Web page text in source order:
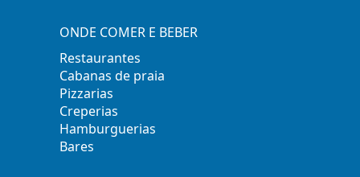
ONDE COMER E BEBER
Restaurantes
Cabanas de praia
Pizzarias
Creperias
Hamburguerias
Bares